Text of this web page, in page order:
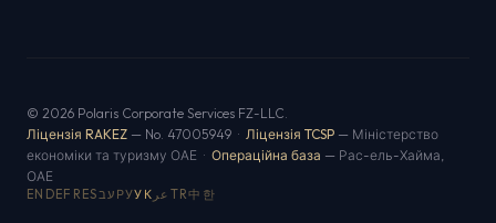
© 2026 Polaris Corporate Services FZ-LLC.
Ліцензія RAKEZ — No. 47005949 · Ліцензія TCSP — Міністерство
економіки та туризму ОАЕ · Операційна база — Рас-ель-Хайма,
ОАЕ
EN DE FR ESעב РУУК عر TR中 한